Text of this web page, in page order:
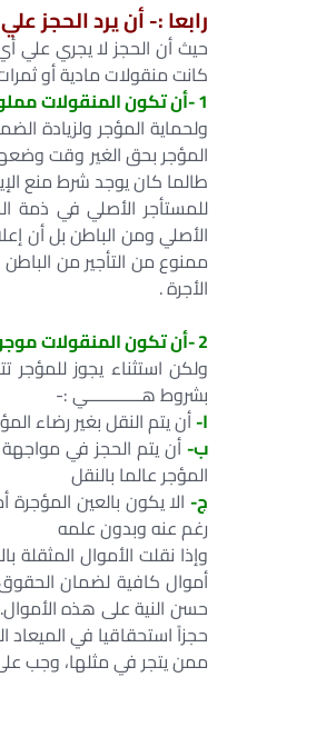
رابعا :- أن يرد الحجز
حيث أن الحجز لا يجري علي
كانت منقولات مادية أو
1 -أن تكون المنقولات مملوكة للمدين
ولحماية المؤجر ولزيادة
المؤجر بحق الغير وقت
طالما كان يوجد شرط منع
للمستأجر الأصلي في ذمة
الأصلي ومن الباطن بل أن
ممنوع من التأجير من
الأجرة .
2 -أن تكون المنقولات موجودة بالعين المؤجرة ذاتها أو ملحقاتها :-
ولكن استثناء يجوز
بشروط هــــــــــــي :-
ا-أن يتم النقل بغير رضاء
ب-
المؤجر عالما بالنقل
ج- الا يكون بالعين
رغم عنه وبدون علمه
وإذا نقلت الأموال
أموال كافية لضمان الحقوق
حسن النية على هذه
حجزاً استحقاقيا في
ممن يتجر في مثلها، وجب